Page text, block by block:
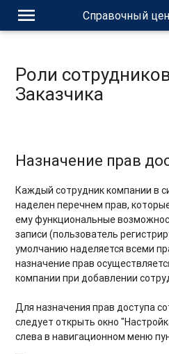
menu Справочный
Роли
Заказчика
Назначение прав
Каждый сотрудник компании в
наделен перечнем прав,
ему функциональные
записи (пользователь
умолчанию наделяется всеми
назначение прав
компании при добавлении
Для назначения прав доступа
следует открыть окно
слева в навигационном меню